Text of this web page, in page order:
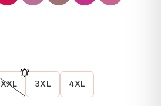
XXL 3XL 4XL